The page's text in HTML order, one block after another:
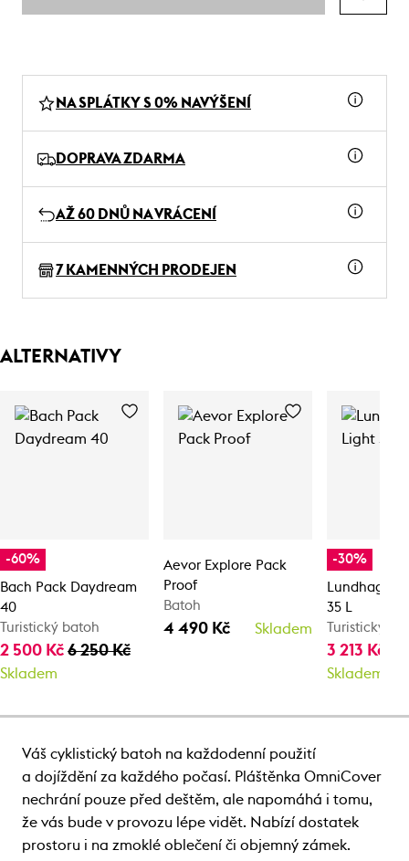
NA SPLÁTKY S 0% NAVÝŠENÍ
DOPRAVA ZDARMA
AŽ 60 DNŮ NA VRÁCENÍ
7 KAMENNÝCH PRODEJEN
ALTERNATIVY
-60%
Bach Pack Daydream
40
Turistický batoh
2 500 Kč 6 250 Kč
Skladem
Aevor Explore Pack
Proof
Batoh
4 490 Kč Skladem
-30%
Lundhags
35 L
Turistický
3 213 Kč
Skladem
Váš cyklistický batoh na každodenní použití
a dojíždění za každého počasí. Pláštěnka OmniCover
nechrání pouze před deštěm, ale napomáhá i tomu,
že vás bude v provozu lépe vidět. Nabízí dostatek
prostoru i na zmoklé oblečení či objemný zámek.